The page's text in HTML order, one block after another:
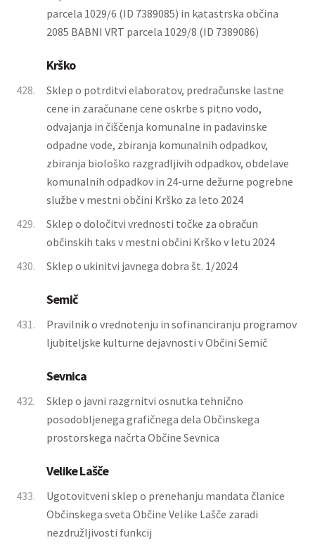
parcela 1029/6 (ID 7389085) in katastrska občina
2085 BABNI VRT parcela 1029/8 (ID 7389086)
Krško
428.
Sklep o potrditvi elaboratov, predračunske lastne
cene in zaračunane cene oskrbe s pitno vodo,
odvajanja in čiščenja komunalne in padavinske
odpadne vode, zbiranja komunalnih odpadkov,
zbiranja biološko razgradljivih odpadkov, obdelave
komunalnih odpadkov in 24-urne dežurne pogrebne
službe v mestni občini Krško za leto 2024
429.
Sklep o določitvi vrednosti točke za obračun
občinskih taks v mestni občini Krško v letu 2024
430.
Sklep o ukinitvi javnega dobra št. 1/2024
Semič
431.
Pravilnik o vrednotenju in sofinanciranju programov
ljubiteljske kulturne dejavnosti v Občini Semič
Sevnica
432.
Sklep o javni razgrnitvi osnutka tehnično
posodobljenega grafičnega dela Občinskega
prostorskega načrta Občine Sevnica
Velike Lašče
433.
Ugotovitveni sklep o prenehanju mandata članice
Občinskega sveta Občine Velike Lašče zaradi
nezdružljivosti funkcij